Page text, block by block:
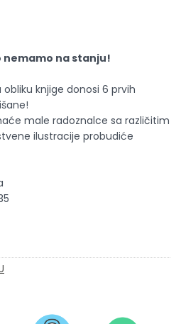
na stanju!
knjige donosi 6 prvih
male radoznalce sa različitim
ilustracije probudiće